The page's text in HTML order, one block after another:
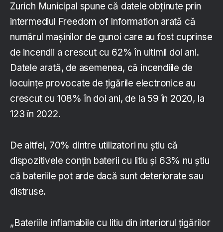
Zurich Municipal spune că datele obținute prin
intermediul Freedom of Information arată că
numărul mașinilor de gunoi care au fost cuprinse
de incendii a crescut cu 62% în ultimii doi ani.
Datele arată, de asemenea, că incendiile de
locuințe provocate de țigările electronice au
crescut cu 108% în doi ani, de la 59 în 2020, la
123 în 2022.
De altfel, 70% dintre utilizatori nu știu că
dispozitivele conțin baterii cu litiu și 63% nu știu
că bateriile pot arde dacă sunt deteriorate sau
distruse.
„Bateriile inflamabile cu litiu din interiorul țigărilor